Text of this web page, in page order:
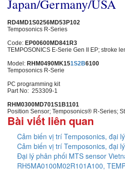
Japan/Germany/USA
RD4MD1S0256MD53P102
Temposonics R-Series
Code: EP00600MD841R3
TEMPOSONICS E-Serie Gen II EP; stroke
Model: RHM0490MK151S2B6100
Temposonics R-Serie
PC programming kit
Part No: 253309-1
RHM0300MD701S1B1101
Position Sensor; Temposonics® R-Series;
Bài viết liên quan
Cảm biến vị trí Temposonics, đại
Cảm biến vị trí Temposonics, đại
Đại lý phân phối MTS sensor
RH5MA0100M02R101A100,